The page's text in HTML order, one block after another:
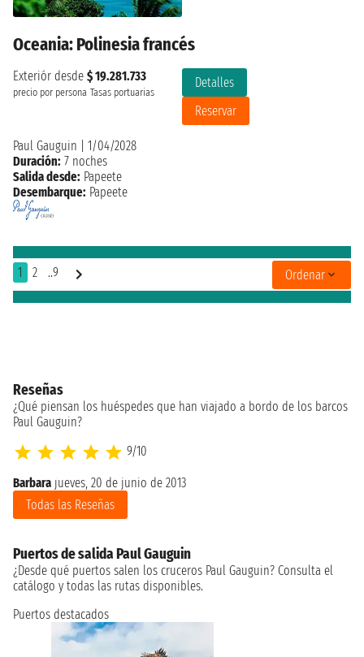
Oceania: Polinesia francés
Exteriór desde $ 19.281.733
precio por persona Tasas portuarias
Detalles
Reservar
Paul Gauguin
1/04/2028
Duración: 7 noches
Salida desde: Papeete
Desembarque: Papeete
1 2 ..9 Ordenar
Reseñas
¿Qué piensan los huéspedes que han viajado a bordo de los barcos
Paul Gauguin?
9/10
Barbara jueves, 20 de junio de 2013
Todas las Reseñas
Puertos de salida Paul Gauguin
¿Desde qué puertos salen los cruceros Paul Gauguin? Consulta el
catálogo y todas las rutas disponibles.
Puertos destacados